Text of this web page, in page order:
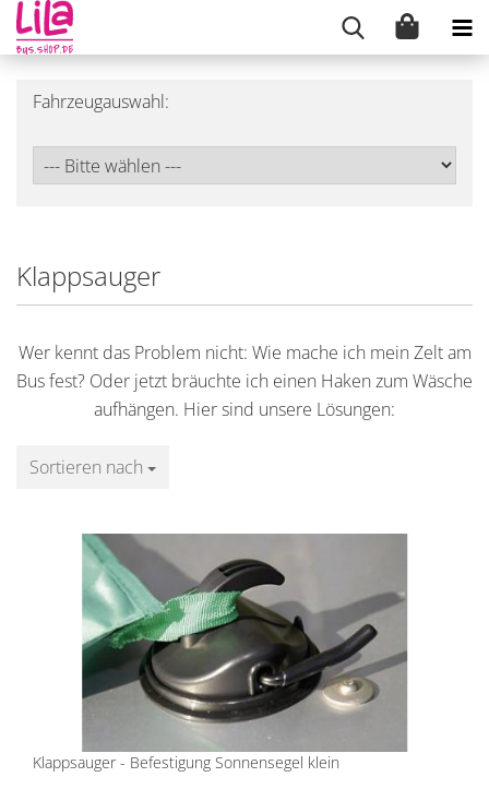
Fahrzeugauswahl:
Klappsauger
Wer kennt das Problem nicht: Wie mache ich mein Zelt am
Bus fest? Oder jetzt bräuchte ich einen Haken zum Wäsche
aufhängen. Hier sind unsere Lösungen:
Sortieren nach
Sortieren nach
Klappsauger - Befestigung Sonnensegel klein